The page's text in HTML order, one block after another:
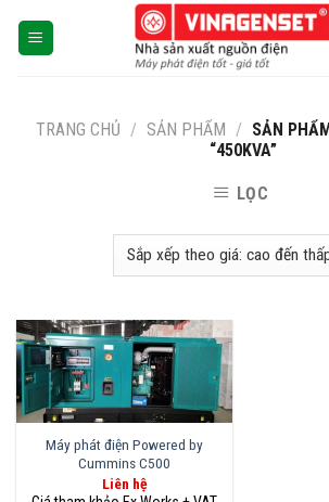
TRANG CHỦ / SẢN PHẨM / SẢN
“450KVA”
LỌC
Máy phát điện Powered by
Cummins C500
Liên hệ